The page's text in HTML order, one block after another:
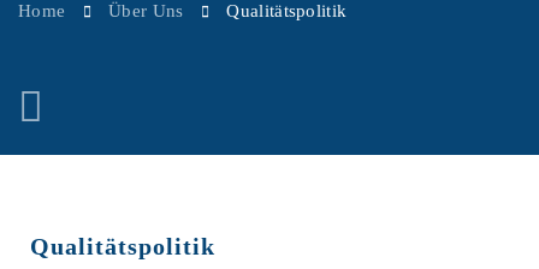
Home Über Uns Qualitätspolitik
Qualitätspolitik